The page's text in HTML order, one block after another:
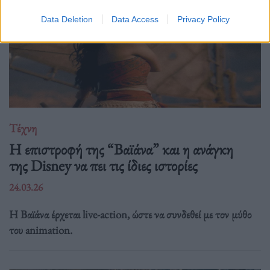
Data Deletion Data Access Privacy Policy
Τέχνη
Η επιστροφή της “Βαϊάνα” και η ανάγκη
της Disney να πει τις ίδιες ιστορίες
24.03.26
Η Βαϊάνα έρχεται live-action, ώστε να συνδεθεί με τον μύθο
του animation.